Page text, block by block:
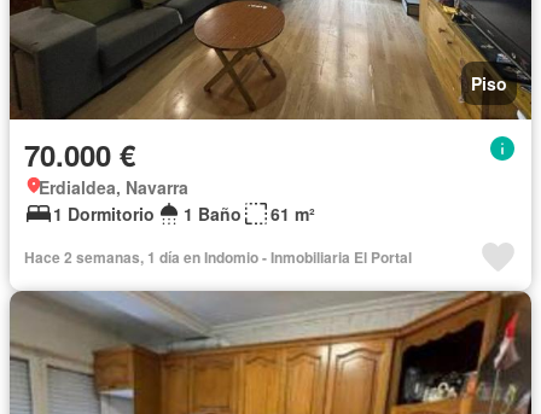
Piso
70.000 €
Erdialdea, Navarra
1 Dormitorio
1 Baño 61 m²
Hace 2 semanas, 1 día en Indomio - Inmobiliaria El Portal